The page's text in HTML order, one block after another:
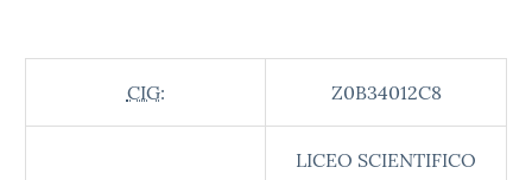
CIG: Z0B34012C8
LICEO SCIENTIFICO